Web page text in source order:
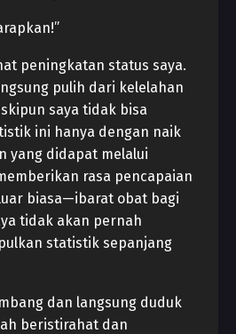
peningkatan status saya.
pulih dari kelelahan
saya tidak bisa
ini hanya dengan naik
yang didapat melalui
rasa pencapaian
biasa—ibarat obat bagi
tidak akan pernah
statistik sepanjang
dan langsung duduk
beristirahat dan